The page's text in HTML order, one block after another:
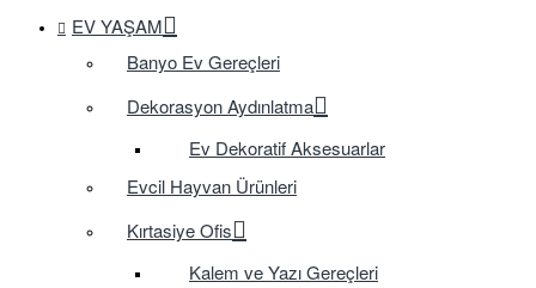
EV YAŞAM
Banyo Ev Gereçleri
Dekorasyon Aydınlatma
Ev Dekoratif Aksesuarlar
Evcil Hayvan Ürünleri
Kırtasiye Ofis
Kalem ve Yazı Gereçleri